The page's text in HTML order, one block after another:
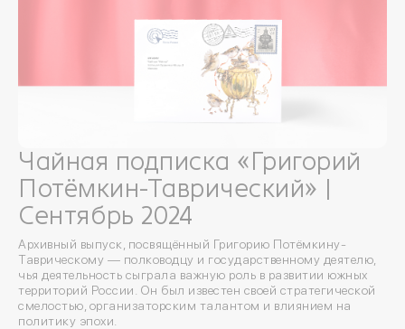
Чайная подписка «Григорий
Потёмкин-Таврический» |
Сентябрь 2024
Архивный выпуск, посвящённый Григорию Потёмкину-
Таврическому — полководцу и государственному деятелю,
чья деятельность сыграла важную роль в развитии южных
территорий России. Он был известен своей стратегической
смелостью, организаторским талантом и влиянием на
политику эпохи.